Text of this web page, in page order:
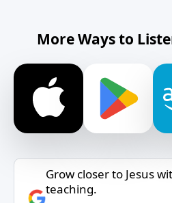
More Ways to
Grow closer to Jesus
teaching.